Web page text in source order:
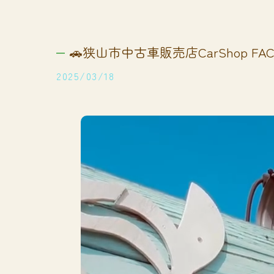
🚗狭山市中古車販売店CarShop
2025/03/18